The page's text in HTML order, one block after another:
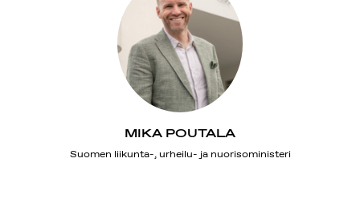
MIKA POUTALA
Suomen liikunta-, urheilu- ja nuorisoministeri